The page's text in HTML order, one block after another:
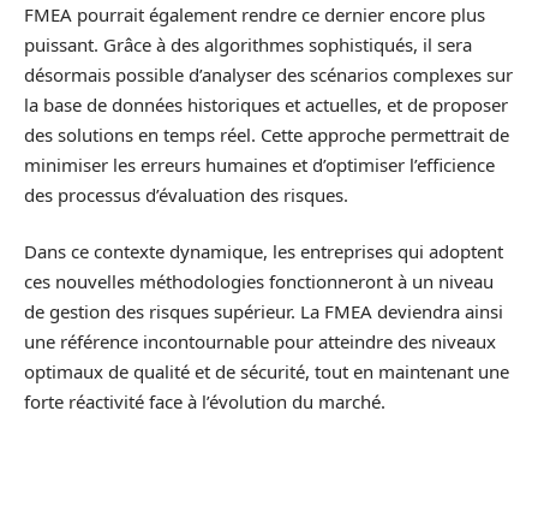
FMEA pourrait également rendre ce dernier encore plus
puissant. Grâce à des algorithmes sophistiqués, il sera
désormais possible d’analyser des scénarios complexes sur
la base de données historiques et actuelles, et de proposer
des solutions en temps réel. Cette approche permettrait de
minimiser les erreurs humaines et d’optimiser l’efficience
des processus d’évaluation des risques.
Dans ce contexte dynamique, les entreprises qui adoptent
ces nouvelles méthodologies fonctionneront à un niveau
de gestion des risques supérieur. La FMEA deviendra ainsi
une référence incontournable pour atteindre des niveaux
optimaux de qualité et de sécurité, tout en maintenant une
forte réactivité face à l’évolution du marché.